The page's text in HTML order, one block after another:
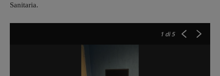
Sanitaria.
1 di 5